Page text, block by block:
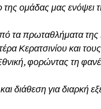
της ομάδας μας ενόψει
τα πρωταθλήματα
Κερατσινίου και
φορώντας τη
διάθεση για διαρκή